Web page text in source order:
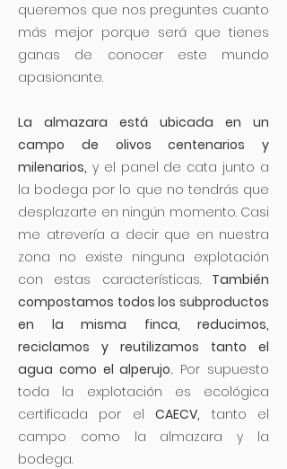
queremos que nos preguntes cuanto
más mejor porque será que tienes
ganas de conocer este mundo
apasionante.
La almazara está ubicada en un
campo de olivos centenarios y
milenarios, y el panel de cata junto a
la bodega por lo que no tendrás que
desplazarte en ningún momento. Casi
me atrevería a decir que en nuestra
zona no existe ninguna explotación
con estas características. También
compostamos todos los subproductos
en la misma finca, reducimos,
reciclamos y reutilizamos tanto el
agua como el alperujo. Por supuesto
toda la explotación es ecológica
certificada por elCAECV, tanto el
campo como la almazara y la
bodega.